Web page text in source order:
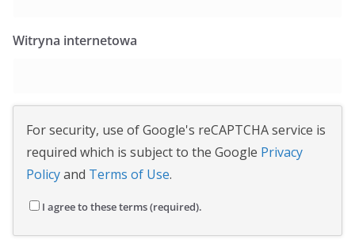
Witryna internetowa
For security, use of Google's reCAPTCHA service is
required which is subject to the Google Privacy
Policyand Terms of Use.
I agree to these terms (required).